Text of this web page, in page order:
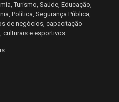
Turismo, Saúde, Educação,
Política, Segurança Pública,
de negócios, capacitação
culturais e esportivos.